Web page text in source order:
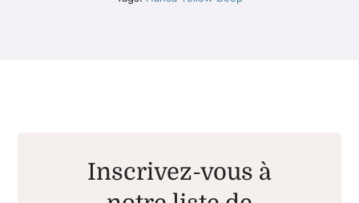
Inscrivez-vous à